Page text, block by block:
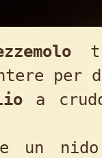
per
a
un